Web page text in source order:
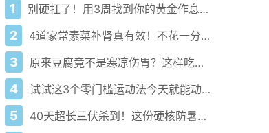
1 别硬扛了！用3周找到你的黄金作息你的身体在等你
2 4道家常素菜补肾真有效！不花一分钱还比生蚝更温和
3 原来豆腐竟不是寒凉伤胃？这样吃才真香
4 试试这3个零门槛运动法今天就能动起来
5 40天超长三伏杀到！这份硬核防暑攻略让你稳过整个夏天